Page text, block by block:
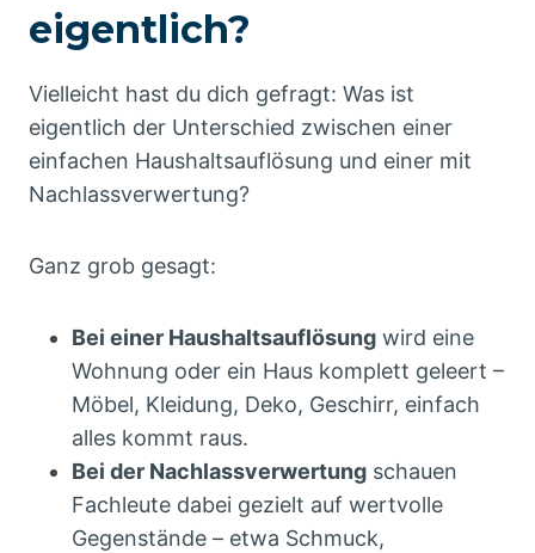
eigentlich?
Vielleicht hast du dich gefragt: Was ist
eigentlich der Unterschied zwischen einer
einfachen Haushaltsauflösung und einer mit
Nachlassverwertung?
Ganz grob gesagt:
Bei einer Haushaltsauflösung wird eine
Wohnung oder ein Haus komplett geleert –
Möbel, Kleidung, Deko, Geschirr, einfach
alles kommt raus.
Bei der Nachlassverwertung schauen
Fachleute dabei gezielt auf wertvolle
Gegenstände – etwa Schmuck,